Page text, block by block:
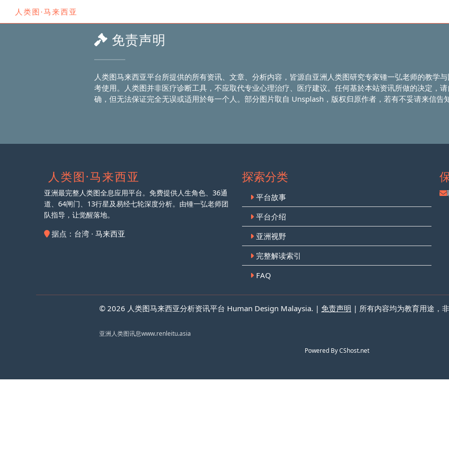
人类图·马来西亚
免责声明
人类图马来西亚平台所提供的所有资讯、文章、分析内容，皆源自亚洲人类图研究专家锺一弘老师的教学
考使用。人类图并非医疗诊断工具，不应取代专业心理治疗、医疗建议。任何基於本站资讯所做的决定，
确，但无法保证完全无误或适用於每一个人。部分图片取自 Unsplash，版权归原作者，若有不妥请来信告知
人类图·马来西亚
亚洲最完整人类图全息应用平台。免费提供人生角色、36通
道、64闸门、13行星及易经七轮深度分析。由锺一弘老师团
队指导，让觉醒落地。
据点：台湾 · 马来西亚
探索分类
平台故事
平台介绍
亚洲视野
完整解读索引
FAQ
© 2026 人类图马来西亚分析资讯平台 Human Design Malaysia. | 免责声明 | 所有内容均为教育用途，非
亚洲人类图讯息www.renleitu.asia
Powered ByCShost.net